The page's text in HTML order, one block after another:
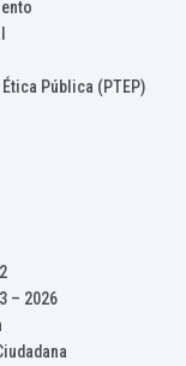
Pública (PTEP)
– 2026